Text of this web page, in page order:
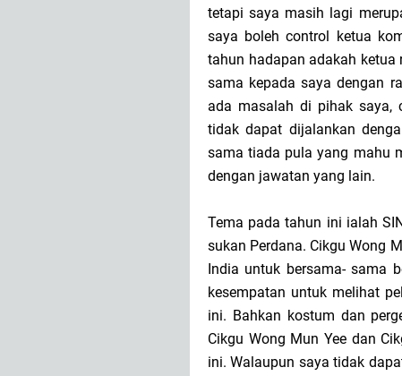
tetapi saya masih lagi
saya boleh control ketua
tahun hadapan adakah
sama kepada saya dengan
ada masalah di pihak saya,
tidak dapat dijalankan
sama tiada pula yang mahu
dengan jawatan yang lain.
Tema pada tahun ini ialah
sukan Perdana. Cikgu Wong
India untuk bersama- sama
kesempatan untuk melihat
ini. Bahkan kostum dan
Cikgu Wong Mun Yee dan
ini. Walaupun saya tidak